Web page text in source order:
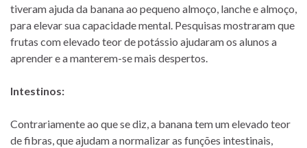
tiveram ajuda da banana ao pequeno almoço, lanche e almoço,
para elevar sua capacidade mental. Pesquisas mostraram que
frutas com elevado teor de potássio ajudaram os alunos a
aprender e a manterem-se mais despertos.
Intestinos:
Contrariamente ao que se diz, a banana tem um elevado teor
de fibras, que ajudam a normalizar as funções intestinais,